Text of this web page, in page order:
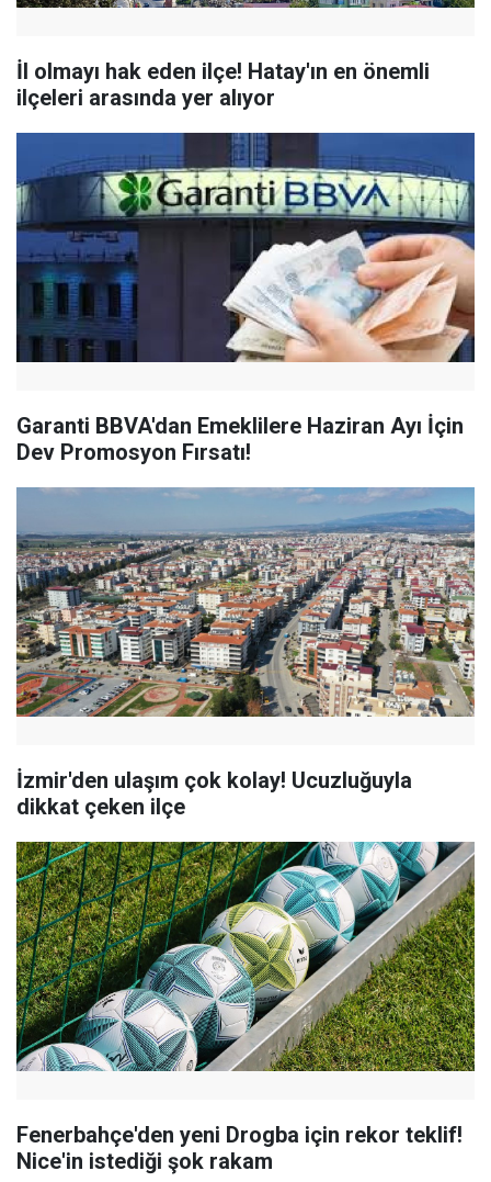
İl olmayı hak eden ilçe! Hatay'ın en önemli
ilçeleri arasında yer alıyor
Garanti BBVA'dan Emeklilere Haziran Ayı İçin
Dev Promosyon Fırsatı!
İzmir'den ulaşım çok kolay! Ucuzluğuyla
dikkat çeken ilçe
Fenerbahçe'den yeni Drogba için rekor teklif!
Nice'in istediği şok rakam